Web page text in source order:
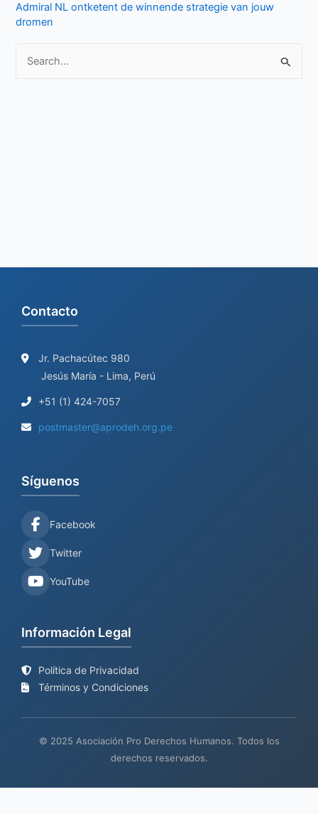
Admiral NL ontketent de winnende strategie van jouw
dromen
Contacto
Jr. Pachacútec 980
Jesús María - Lima, Perú
+51 (1) 424-7057
postmaster@aprodeh.org.pe
Síguenos
Facebook
Twitter
YouTube
Información Legal
Política de Privacidad
Términos y Condiciones
© 2025 Asociación Pro Derechos Humanos. Todos los
derechos reservados.